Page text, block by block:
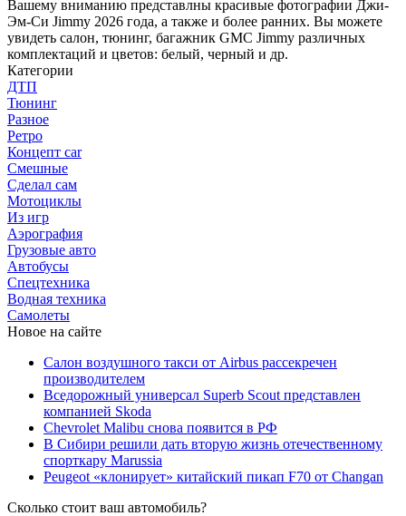
Вашему вниманию представлны красивые фотографии Джи-
Эм-Си Jimmy 2026 года, а также и более ранних. Вы можете
увидеть салон, тюнинг, багажник GMC Jimmy различных
комплектаций и цветов: белый, черный и др.
Категории
ДТП
Тюнинг
Разное
Ретро
Концепт car
Смешные
Сделал сам
Мотоциклы
Из игр
Аэрография
Грузовые авто
Автобусы
Спецтехника
Водная техника
Самолеты
Новое на сайте
Салон воздушного такси от Airbus рассекречен
производителем
Вседорожный универсал Superb Scout представлен
компанией Skoda
Chevrolet Malibu снова появится в РФ
В Сибири решили дать вторую жизнь отечественному
спорткару Marussia
Peugeot «клонирует» китайский пикап F70 от Changan
Сколько стоит ваш автомобиль?